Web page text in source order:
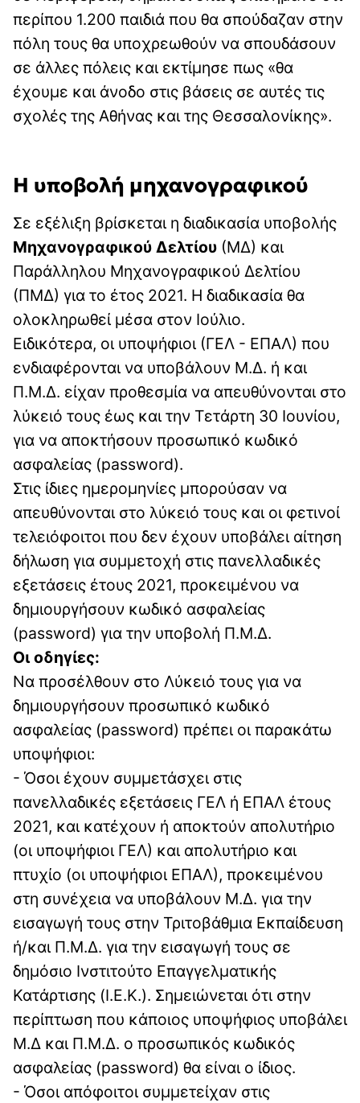
περίπου 1.200 παιδιά που θα σπούδαζαν στην
πόλη τους θα υποχρεωθούν να σπουδάσουν
σε άλλες πόλεις και εκτίμησε πως «θα
έχουμε και άνοδο στις βάσεις σε αυτές τις
σχολές της Αθήνας και της Θεσσαλονίκης».
Η υποβολή μηχανογραφικού
Σε εξέλιξη βρίσκεται η διαδικασία υποβολής
Μηχανογραφικού Δελτίου (ΜΔ) και
Παράλληλου Μηχανογραφικού Δελτίου
(ΠΜΔ) για το έτος 2021. Η διαδικασία θα
ολοκληρωθεί μέσα στον Ιούλιο.
Ειδικότερα, οι υποψήφιοι (ΓΕΛ - ΕΠΑΛ) που
ενδιαφέρονται να υποβάλουν Μ.Δ. ή και
Π.Μ.Δ. είχαν προθεσμία να απευθύνονται στο
λύκειό τους έως και την Τετάρτη 30 Ιουνίου,
για να αποκτήσουν προσωπικό κωδικό
ασφαλείας (password).
Στις ίδιες ημερομηνίες μπορούσαν να
απευθύνονται στο λύκειό τους και οι φετινοί
τελειόφοιτοι που δεν έχουν υποβάλει αίτηση
δήλωση για συμμετοχή στις πανελλαδικές
εξετάσεις έτους 2021, προκειμένου να
δημιουργήσουν κωδικό ασφαλείας
(password) για την υποβολή Π.Μ.Δ.
Οι οδηγίες:
Να προσέλθουν στο Λύκειό τους για να
δημιουργήσουν προσωπικό κωδικό
ασφαλείας (password) πρέπει οι παρακάτω
υποψήφιοι:
- Όσοι έχουν συμμετάσχει στις
πανελλαδικές εξετάσεις ΓΕΛ ή ΕΠΑΛ έτους
2021, και κατέχουν ή αποκτούν απολυτήριο
(οι υποψήφιοι ΓΕΛ) και απολυτήριο και
πτυχίο (οι υποψήφιοι ΕΠΑΛ), προκειμένου
στη συνέχεια να υποβάλουν Μ.Δ. για την
εισαγωγή τους στην Τριτοβάθμια Εκπαίδευση
ή/και Π.Μ.Δ. για την εισαγωγή τους σε
δημόσιο Ινστιτούτο Επαγγελματικής
Κατάρτισης (Ι.Ε.Κ.). Σημειώνεται ότι στην
περίπτωση που κάποιος υποψήφιος υποβάλει
Μ.Δ και Π.Μ.Δ. ο προσωπικός κωδικός
ασφαλείας (password) θα είναι ο ίδιος.
- Όσοι απόφοιτοι συμμετείχαν στις